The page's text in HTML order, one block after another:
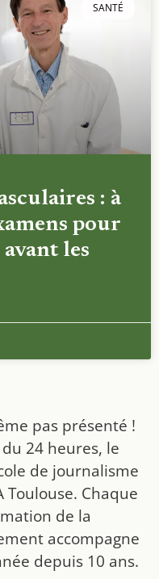
SANTÉ
: à
pour
les
pas présenté !
24 heures, le
de journalisme
Toulouse. Chaque
de la
accompagne
depuis 10 ans.